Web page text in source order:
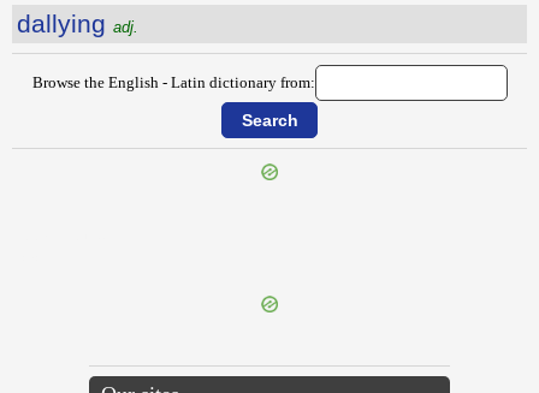
dallying adj.
Browse the English - Latin dictionary from: